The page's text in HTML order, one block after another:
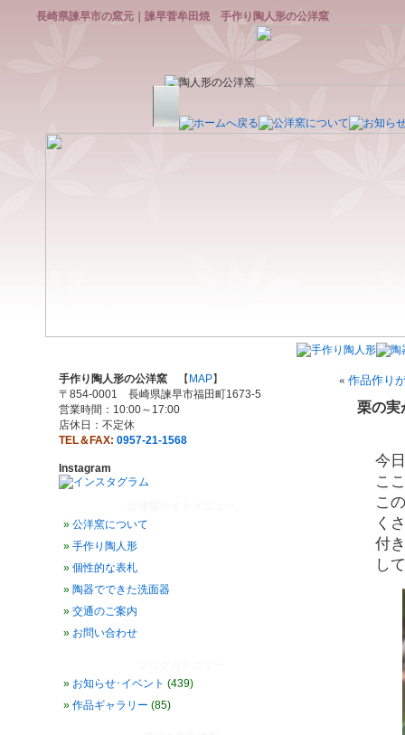
長崎県諫早市の窯元｜諫早菅牟田焼 手作り陶人形の公洋窯
手作り陶人形の公洋窯 【 MAP】
〒854-0001 長崎県諫早市福田町1673-5
営業時間：10:00～17:00
店休日：不定休
TEL＆FAX: 0957-21-1568
Instagram
公洋窯について
手作り陶人形
個性的な表札
陶器でできた洗面器
交通のご案内
お問い合わせ
お知らせ･イベント (439)
作品ギャラリー (85)
« 作品作り
栗の実
今
こ
こ
く
付
し